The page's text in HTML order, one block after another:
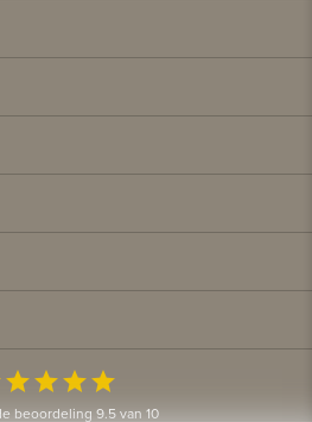
starstarstarstar
beoordeling 9.5 van 10